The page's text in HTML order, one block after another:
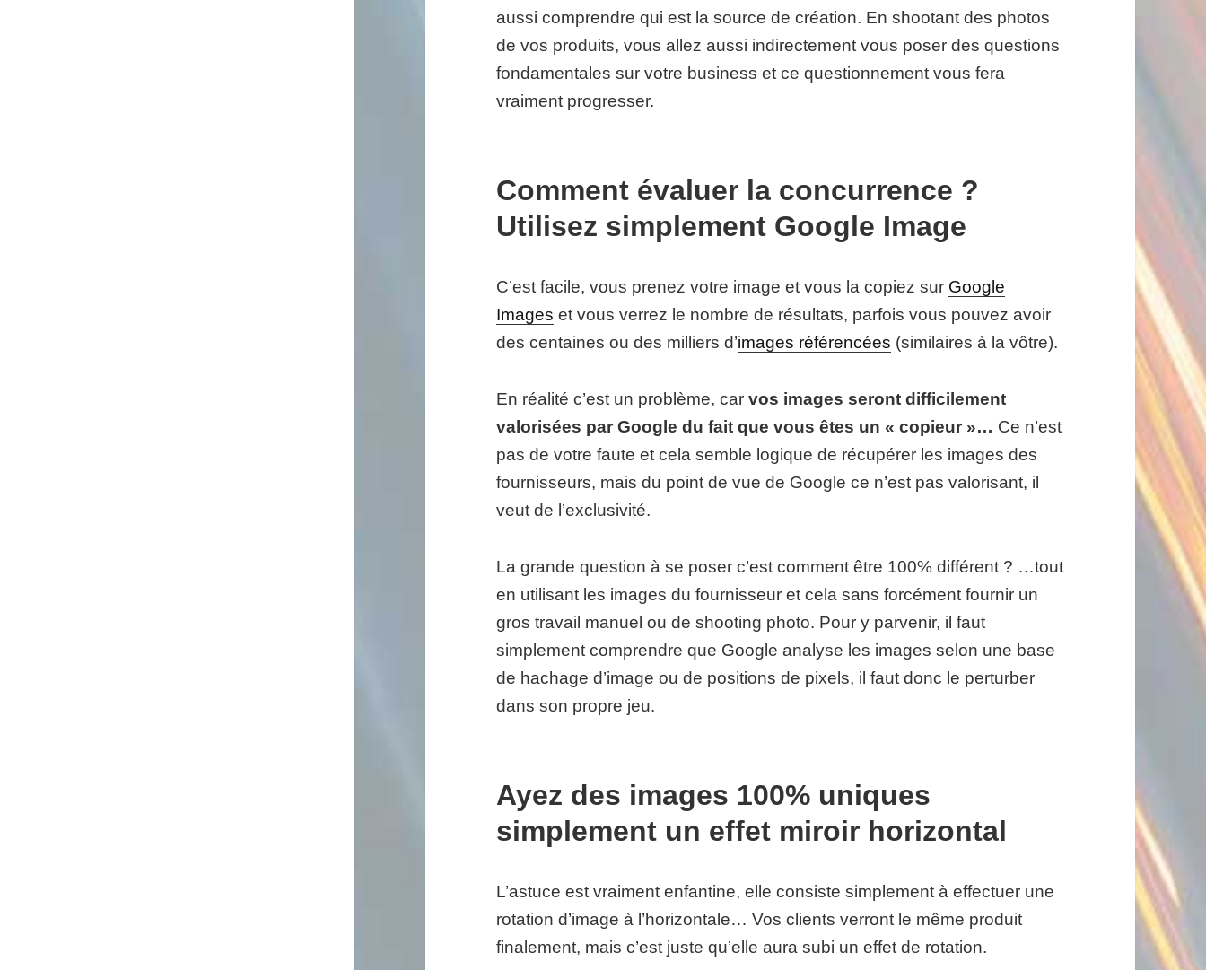
aussi comprendre qui est la source de création. En shootant des photos
de vos produits, vous allez aussi indirectement vous poser des questions
fondamentales sur votre business et ce questionnement vous fera
vraiment progresser.
Comment évaluer la concurrence ?
Utilisez simplement Google Image
C’est facile, vous prenez votre image et vous la copiez sur Google
Images et vous verrez le nombre de résultats, parfois vous pouvez avoir
des centaines ou des milliers d’images référencées (similaires à la vôtre).
En réalité c’est un problème, carvos images seront difficilement
valorisées par Google du fait que vous êtes un « copieur »… Ce n’est
pas de votre faute et cela semble logique de récupérer les images des
fournisseurs, mais du point de vue de Google ce n’est pas valorisant, il
veut de l’exclusivité.
La grande question à se poser c’est comment être 100% différent ? …tout
en utilisant les images du fournisseur et cela sans forcément fournir un
gros travail manuel ou de shooting photo. Pour y parvenir, il faut
simplement comprendre que Google analyse les images selon une base
de hachage d’image ou de positions de pixels, il faut donc le perturber
dans son propre jeu.
Ayez des images 100% uniques
simplement un effet miroir horizontal
L’astuce est vraiment enfantine, elle consiste simplement à effectuer une
rotation d’image à l’horizontale… Vos clients verront le même produit
finalement, mais c’est juste qu’elle aura subi un effet de rotation.